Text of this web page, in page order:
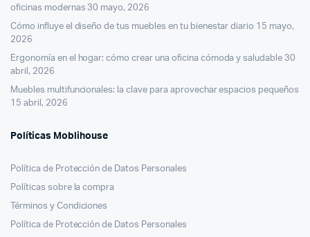
oficinas modernas 30 mayo, 2026
Cómo influye el diseño de tus muebles en tu bienestar diario 15 mayo,
2026
Ergonomía en el hogar: cómo crear una oficina cómoda y saludable 30
abril, 2026
Muebles multifuncionales: la clave para aprovechar espacios pequeños
15 abril, 2026
Políticas Moblihouse
Política de Protección de Datos Personales
Políticas sobre la compra
Términos y Condiciones
Política de Protección de Datos Personales